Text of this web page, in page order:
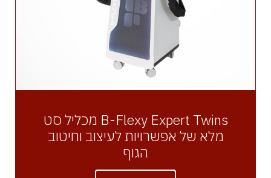
B-Flexy Expert Twins מכליל סט
מלא של אפשרויות לעיצוב וחיטוב
הגוף